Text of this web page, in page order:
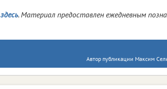
здесь. Материал предоставлен ежедневным
Автор публикации Максим